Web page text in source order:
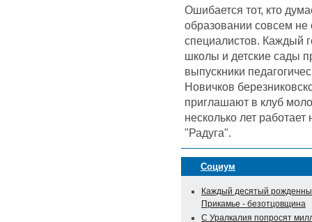
Ошибается тот, кто
образовании совсем
специалистов. Каждый
школы и детские сады
выпускники
Новичков
приглашают в клуб
несколько лет
"Радуга".
Социум
Каждый десятый
Прикамье - безотцовщина
С Уралкалия попросят